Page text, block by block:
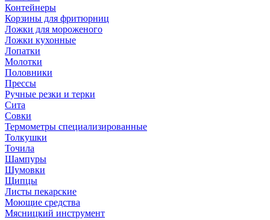
Контейнеры
Корзины для фритюрниц
Ложки для мороженого
Ложки кухонные
Лопатки
Молотки
Половники
Прессы
Ручные резки и терки
Сита
Совки
Термометры специализированные
Толкушки
Точила
Шампуры
Шумовки
Щипцы
Листы пекарские
Моющие средства
Мясницкий инструмент